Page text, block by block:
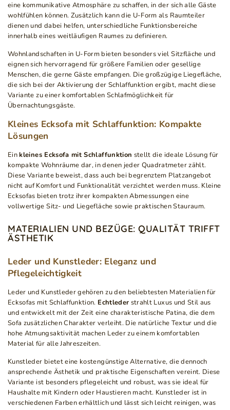
eine kommunikative Atmosphäre zu schaffen, in der sich alle Gäste
wohlfühlen können. Zusätzlich kann die U-Form als Raumteiler
dienen und dabei helfen, unterschiedliche Funktionsbereiche
innerhalb eines weitläufigen Raumes zu definieren.
Wohnlandschaften in U-Form bieten besonders viel Sitzfläche und
eignen sich hervorragend für größere Familien oder gesellige
Menschen, die gerne Gäste empfangen. Die großzügige Liegefläche,
die sich bei der Aktivierung der Schlaffunktion ergibt, macht diese
Variante zu einer komfortablen Schlafmöglichkeit für
Übernachtungsgäste.
Kleines Ecksofa mit Schlaffunktion: Kompakte
Lösungen
Einkleines Ecksofa mit Schlaffunktion stellt die ideale Lösung für
kompakte Wohnräume dar, in denen jeder Quadratmeter zählt.
Diese Variante beweist, dass auch bei begrenztem Platzangebot
nicht auf Komfort und Funktionalität verzichtet werden muss. Kleine
Ecksofas bieten trotz ihrer kompakten Abmessungen eine
vollwertige Sitz- und Liegefläche sowie praktischen Stauraum.
MATERIALIEN UND BEZÜGE: QUALITÄT TRIFFT
ÄSTHETIK
Leder und Kunstleder: Eleganz und
Pflegeleichtigkeit
Leder und Kunstleder gehören zu den beliebtesten Materialien für
Ecksofas mit Schlaffunktion. Echtleder strahlt Luxus und Stil aus
und entwickelt mit der Zeit eine charakteristische Patina, die dem
Sofa zusätzlichen Charakter verleiht. Die natürliche Textur und die
hohe Atmungsaktivität machen Leder zu einem komfortablen
Material für alle Jahreszeiten.
Kunstleder bietet eine kostengünstige Alternative, die dennoch
ansprechende Ästhetik und praktische Eigenschaften vereint. Diese
Variante ist besonders pflegeleicht und robust, was sie ideal für
Haushalte mit Kindern oder Haustieren macht. Kunstleder ist in
verschiedenen Farben erhältlich und lässt sich leicht reinigen, was